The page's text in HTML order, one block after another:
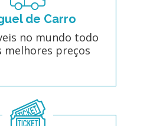
de Carro
no mundo todo
melhores preços